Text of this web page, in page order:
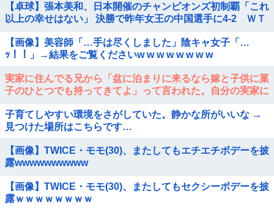
【卓球】張本美和、日本開催のチャンピオンズ初制覇「これ
以上の幸せはない」 決勝で昨年女王の中国選手に4-2 ＷＴ
【画像】美容師「…手は尽くしました」陰キャ女子「…
ｯ！！」→結果をご覧くださいw w w w w w w w
実家に住んでる兄から「盆に泊まりに来るなら嫁と子供に菓
子のひとつでも持ってきてよ」って言われた。自分の実家に
子育てしやすい環境をさがしていた。静かな所がいいな →
見つけた場所はこちらです…
【画像】TWICE・モモ(30)、またしてもエチエチボデーを披
露wwwwwwwwww
【画像】TWICE・モモ(30)、またしてもセクシーボデーを披
露ｗｗｗｗｗｗｗｗ